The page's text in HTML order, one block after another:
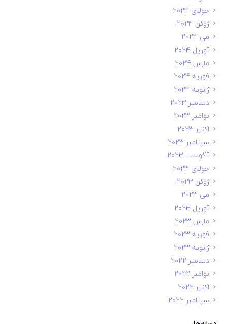
جولای 2024
ژوئن 2024
می 2024
آوریل 2024
مارس 2024
فوریه 2024
ژانویه 2024
دسامبر 2023
نوامبر 2023
اکتبر 2023
سپتامبر 2023
آگوست 2023
جولای 2023
ژوئن 2023
می 2023
آوریل 2023
مارس 2023
فوریه 2023
ژانویه 2023
دسامبر 2022
نوامبر 2022
اکتبر 2022
سپتامبر 2022